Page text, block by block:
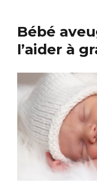
Bébé
l’aider à